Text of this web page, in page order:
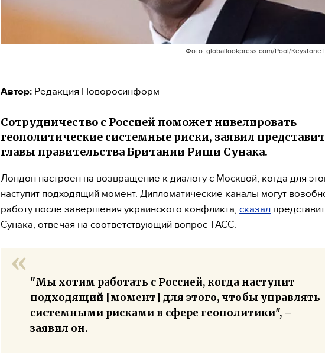
Фото: globallookpress.com/Pool/Keystone
Автор: Редакция Новоросинформ
Сотрудничество с Россией поможет нивелировать
геополитические системные риски, заявил
главы правительства Британии Риши Сунака.
Лондон настроен на возвращение к диалогу с Москвой, когда для
наступит подходящий момент. Дипломатические каналы могут
работу после завершения украинского конфликта, сказал
Сунака, отвечая на соответствующий вопрос ТАСС.
"Мы хотим работать с Россией, когда наступит
подходящий [момент] для этого, чтобы управлять
системными рисками в сфере геополитики", –
заявил он.